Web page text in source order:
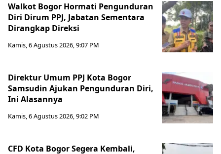
Walkot Bogor Hormati Pengunduran
Diri Dirum PPJ, Jabatan Sementara
Dirangkap Direksi
Kamis, 6 Agustus 2026, 9:07 PM
Direktur Umum PPJ Kota Bogor
Samsudin Ajukan Pengunduran Diri,
Ini Alasannya
Kamis, 6 Agustus 2026, 9:02 PM
CFD Kota Bogor Segera Kembali,